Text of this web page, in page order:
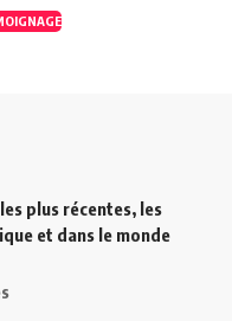
plus récentes, les
et dans le monde